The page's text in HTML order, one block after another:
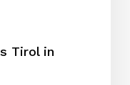
Tirol in